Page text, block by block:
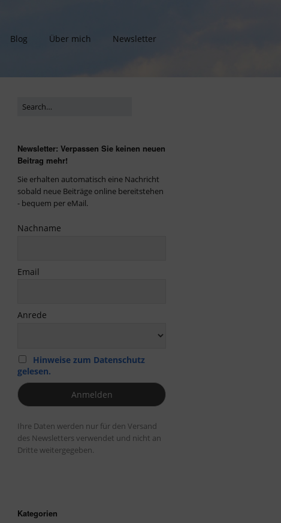
Blog Über mich Newsletter
Newsletter: Verpassen Sie keinen neuen
Beitrag mehr!
Sie erhalten automatisch eine Nachricht
sobald neue Beiträge online bereitstehen
- bequem per eMail.
Nachname
Email
Anrede
Hinweise zum Datenschutz
gelesen.
Ihre Daten werden nur für den Versand
des Newsletters verwendet und nicht an
Dritte weitergegeben.
Kategorien